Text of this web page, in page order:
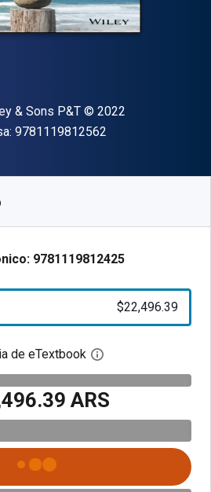
& Sons P&T Copyright
© 2022
9781119812562
9781119812425
$22,496.39
de eTextbook Abre el cuadro de
ARS